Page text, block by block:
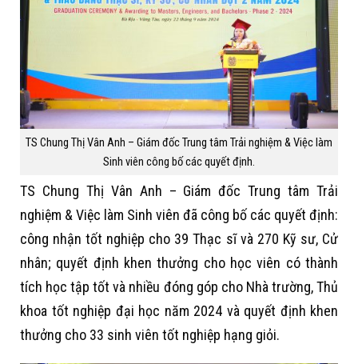
TS Chung Thị Vân Anh – Giám đốc Trung tâm Trải nghiệm & Việc làm
Sinh viên công bố các quyết định.
TS Chung Thị Vân Anh – Giám đốc Trung tâm Trải
nghiệm & Việc làm Sinh viên đã công bố các quyết định:
công nhận tốt nghiệp cho 39 Thạc sĩ và 270 Kỹ sư, Cử
nhân; quyết định khen thưởng cho học viên có thành
tích học tập tốt và nhiều đóng góp cho Nhà trường, Thủ
khoa tốt nghiệp đại học năm 2024 và quyết định khen
thưởng cho 33 sinh viên tốt nghiệp hạng giỏi.